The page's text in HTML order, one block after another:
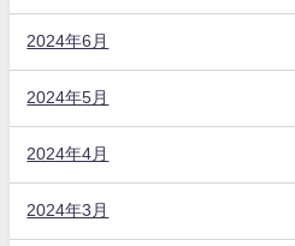
2024年6月
2024年5月
2024年4月
2024年3月